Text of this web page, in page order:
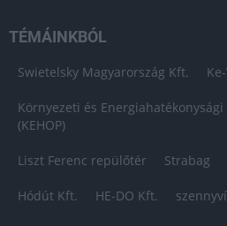
TÉMÁINKBÓL
Swietelsky Magyarország Kft.
Környezeti és
(KEHOP)
Liszt Ferenc repülőtér Strabag
Hódút Kft. HE-DO Kft.